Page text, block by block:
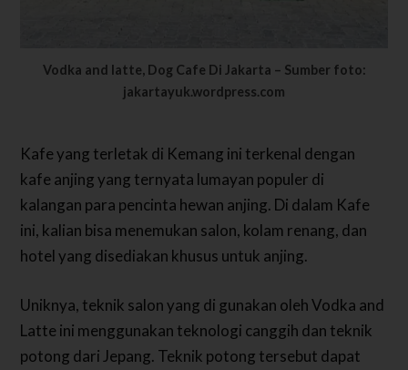
Vodka and latte, Dog Cafe Di Jakarta – Sumber foto:
jakartayuk.wordpress.com
Kafe yang terletak di Kemang ini terkenal dengan
kafe anjing yang ternyata lumayan populer di
kalangan para pencinta hewan anjing. Di dalam Kafe
ini, kalian bisa menemukan salon, kolam renang, dan
hotel yang disediakan khusus untuk anjing.
Uniknya, teknik salon yang di gunakan oleh Vodka and
Latte ini menggunakan teknologi canggih dan teknik
potong dari Jepang. Teknik potong tersebut dapat